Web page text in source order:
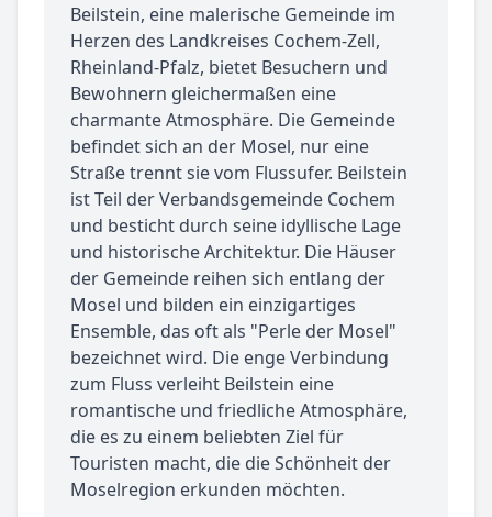
Beilstein, eine malerische Gemeinde im
Herzen des Landkreises Cochem-Zell,
Rheinland-Pfalz, bietet Besuchern und
Bewohnern gleichermaßen eine
charmante Atmosphäre. Die Gemeinde
befindet sich an der Mosel, nur eine
Straße trennt sie vom Flussufer. Beilstein
ist Teil der Verbandsgemeinde Cochem
und besticht durch seine idyllische Lage
und historische Architektur. Die Häuser
der Gemeinde reihen sich entlang der
Mosel und bilden ein einzigartiges
Ensemble, das oft als "Perle der Mosel"
bezeichnet wird. Die enge Verbindung
zum Fluss verleiht Beilstein eine
romantische und friedliche Atmosphäre,
die es zu einem beliebten Ziel für
Touristen macht, die die Schönheit der
Moselregion erkunden möchten.